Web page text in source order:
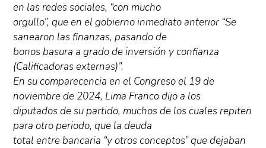
en las redes sociales, “con mucho
orgullo”, que en el gobierno inmediato anterior “Se
sanearon las finanzas, pasando de
bonos basura a grado de inversión y confianza
(Calificadoras externas)”.
En su comparecencia en el Congreso el 19 de
noviembre de 2024, Lima Franco dijo a los
diputados de su partido, muchos de los cuales repiten
para otro periodo, que la deuda
total entre bancaria “y otros conceptos” que dejaban